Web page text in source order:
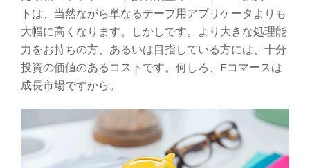
トは、当然ながら単なるテープ用アプリケータよりも
大幅に高くなります。しかしです。より大きな処理能
力をお持ちの方、あるいは目指している方には、十分
投資の価値のあるコストです。何しろ、Eコマースは
成長市場ですから。